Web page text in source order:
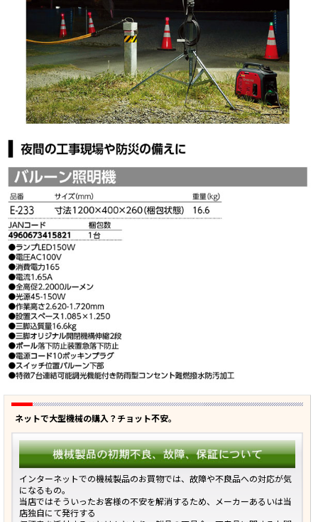
ネットで大型機械の購入？チョット不安。
インターネットでの機械製品のお買物では、故障や不良品への対応が気
になるもの。
当店ではそういったお客様の不安を解消するため、メーカーあるいは当
店独自にて発行する